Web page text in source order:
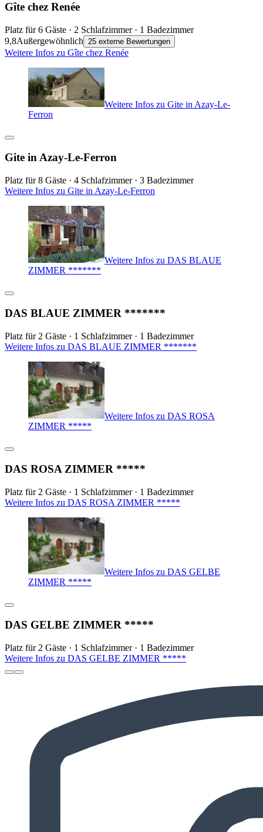
Gîte chez Renée
Platz für 6 Gäste · 2 Schlafzimmer · 1 Badezimmer
9,8Außergewöhnlich 25 externe Bewertungen
Weitere Infos zu Gîte chez Renée
Weitere Infos zu Gite in Azay-Le-
Ferron
Gite in Azay-Le-Ferron
Platz für 8 Gäste · 4 Schlafzimmer · 3 Badezimmer
Weitere Infos zu Gite in Azay-Le-Ferron
Weitere Infos zu DAS BLAUE
ZIMMER *******
DAS BLAUE ZIMMER *******
Platz für 2 Gäste · 1 Schlafzimmer · 1 Badezimmer
Weitere Infos zu DAS BLAUE ZIMMER *******
Weitere Infos zu DAS ROSA
ZIMMER *****
DAS ROSA ZIMMER *****
Platz für 2 Gäste · 1 Schlafzimmer · 1 Badezimmer
Weitere Infos zu DAS ROSA ZIMMER *****
Weitere Infos zu DAS GELBE
ZIMMER *****
DAS GELBE ZIMMER *****
Platz für 2 Gäste · 1 Schlafzimmer · 1 Badezimmer
Weitere Infos zu DAS GELBE ZIMMER *****